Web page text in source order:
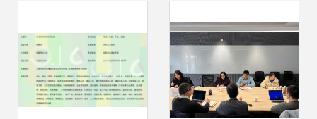
筑網絡技術服務新
高度